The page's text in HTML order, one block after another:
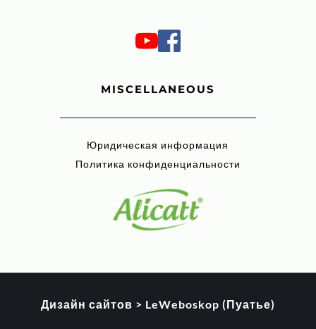
MISCELLANEOUS
Юридическая информация
Политика конфиденциальности
Дизайн сайтов > LeWeboskop (Пуатье)